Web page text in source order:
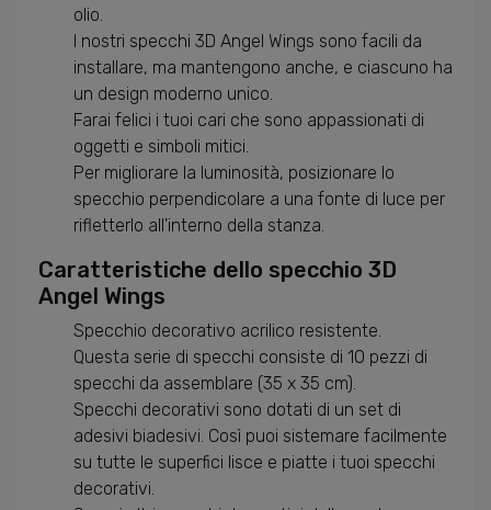
olio.
I nostri specchi 3D Angel Wings sono facili da
installare, ma mantengono anche, e ciascuno ha
un design moderno unico.
Farai felici i tuoi cari che sono appassionati di
oggetti e simboli mitici.
Per migliorare la luminosità, posizionare lo
specchio perpendicolare a una fonte di luce per
rifletterlo all'interno della stanza.
Caratteristiche dello specchio 3D
Angel Wings
Specchio decorativo acrilico resistente.
Questa serie di specchi consiste di 10 pezzi di
specchi da assemblare (35 x 35 cm).
Specchi decorativi sono dotati di un set di
adesivi biadesivi. Così puoi sistemare facilmente
su tutte le superfici lisce e piatte i tuoi specchi
decorativi.